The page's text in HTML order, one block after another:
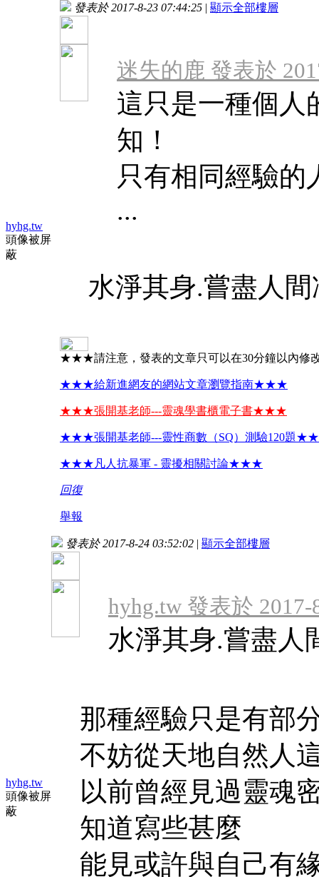
hyhg.tw
頭像被屏
蔽
發表於 2017-8-23 07:44:25 | 顯示全部樓層
迷失的鹿 發表於
這只是一種個人
知！
只有相同經驗的
...
水淨其身.嘗盡人間
★★★請注意，發表的文章只可以在30分鐘以內
★★★給新進網友的網站文章瀏覽指南★★★
★★★張開基老師---靈魂學書櫃電子書★★★
★★★張開基老師---靈性商數（SQ）測驗120題
★★★凡人抗暴軍 - 靈擾相關討論★★★
回復
舉報
hyhg.tw
頭像被屏
蔽
發表於 2017-8-24 03:52:02 | 顯示全部樓層
hyhg.tw 發表於 2017-
水淨其身.嘗盡人
那種經驗只是有部
不妨從天地自然人
以前曾經見過靈魂
知道寫些甚麼
能見或許與自己有